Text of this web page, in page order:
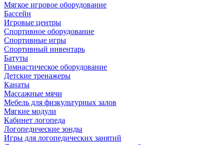
Мягкое игровое оборудование
Бассейн
Игровые центры
Спортивное оборудование
Спортивные игры
Спортивный инвентарь
Батуты
Гимнастическое оборудование
Детские тренажеры
Канаты
Массажные мячи
Мебель для физкультурных залов
Мягкие модули
Кабинет логопеда
Логопедические зонды
Игры для логопедических занятий